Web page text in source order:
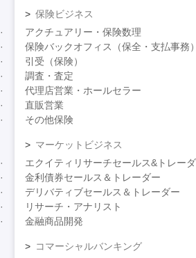
保険ビジネス
アクチュアリー・保険数理
保険バックオフィス（保全・支払事務）
引受（保険）
調査・査定
代理店営業・ホールセラー
直販営業
その他保険
マーケットビジネス
エクイティリサーチセールス&トレー
金利債券セールス＆トレーダー
デリバティブセールス＆トレーダー
リサーチ・アナリスト
金融商品開発
コマーシャルバンキング